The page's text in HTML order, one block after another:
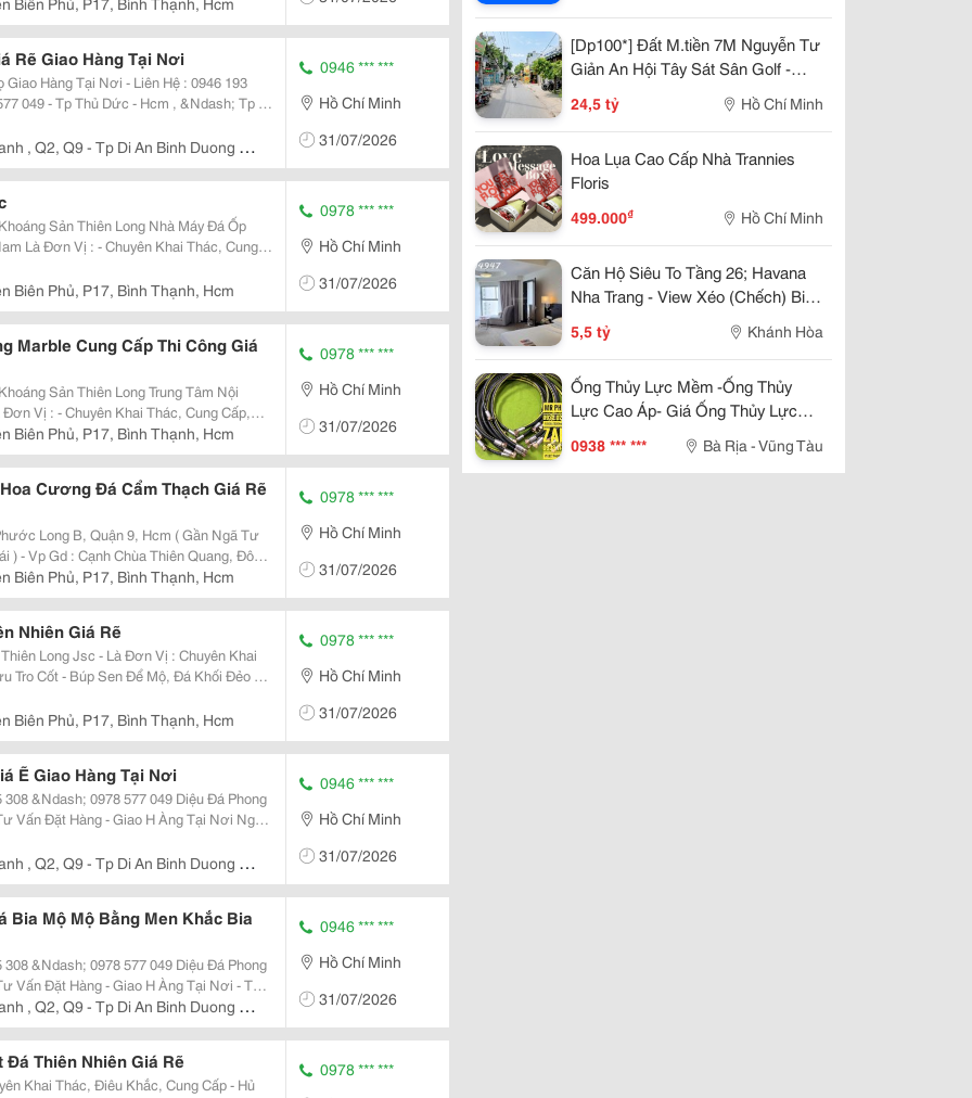
Rẽ Giao Hàng Tại Nơi
Tp Dĩ
, Q2, Q9 - Tp Di An Binh Duong -
0946 *** ***
Hồ Chí Minh
31/07/2026
Thiên Long Nhà Máy Đá Ốp
Cung
Biên Phủ, P17, Bình Thạnh, Hcm
0978 *** ***
Hồ Chí Minh
31/07/2026
Marble Cung Cấp Thi Công Giá
Thiên Long Trung Tâm Nội
Đá Marble, Đá Sân Vườn, Đá Mỹ Nghệ
Biên Phủ, P17, Bình Thạnh, Hcm
0978 *** ***
Hồ Chí Minh
31/07/2026
Cương Đá Cẩm Thạch Giá Rẽ
B, Quận 9, Hcm ( Gần Ngã Tư
Biên Phủ, P17, Bình Thạnh, Hcm
0978 *** ***
Hồ Chí Minh
31/07/2026
Nhiên Giá Rẽ
Biên Phủ, P17, Bình Thạnh, Hcm
0978 *** ***
Hồ Chí Minh
31/07/2026
Ẽ Giao Hàng Tại Nơi
0978 577 049 Diệu Đá Phong
, Q2, Q9 - Tp Di An Binh Duong -
0946 *** ***
Hồ Chí Minh
31/07/2026
Bia Mộ Mộ Bằng Men Khắc Bia
0978 577 049 Diệu Đá Phong
Nhiên, Q2, Q9 - Tp Di An Binh Duong -
0946 *** ***
Hồ Chí Minh
31/07/2026
Đá Thiên Nhiên Giá Rẽ
0978 *** ***
[Dp100*] Đất M.tiền 7M Nguyễn Tư
Giản An Hội Tây Sát Sân Golf -
24,5 tỷ Hồ Chí Minh
Hoa Lụa Cao Cấp Nhà Trannies
Floris
499.000₫ Hồ Chí Minh
Căn Hộ Siêu To Tầng 26; Havana
Nha Trang - View Xéo (Chếch) Biển
Trần Phú Thuê 25Tr/Tháng 5,5 Tỷ
5,5 tỷ Khánh Hòa
Ống Thủy Lực Mềm -Ống Thủy
Lực Cao Áp- Giá Ống Thủy Lực
-Ống Dầu Thủy Lực- Ống Dầu
Thủy Lực 1 2- Ống Thủy Lực Phi
21- Ống Thủy Lực 1 4 -Ống Thủy
0938 *** *** Bà Rịa - Vũng Tàu